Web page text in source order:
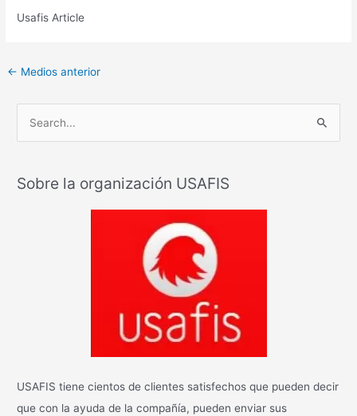
Usafis Article
← Medios anterior
c
Sobre la organización USAFIS
USAFIS tiene cientos de clientes satisfechos que pueden decir
que con la ayuda de la compañía, pueden enviar sus